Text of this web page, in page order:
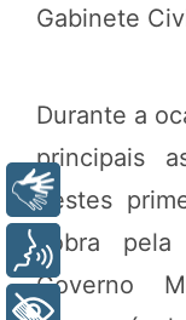
Gabinete
Durante a
principais
nestes
cobra
Governo
Libras
Voz
+